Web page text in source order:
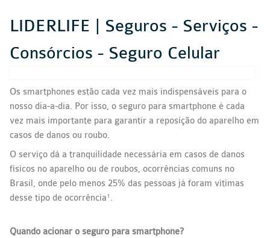
LIDERLIFE | Seguros - Serviços -
Consórcios - Seguro Celular
Os smartphones estão cada vez mais indispensáveis para o
nosso dia-a-dia. Por isso, oseguro para smartphone é cada
vez mais importante para garantir a reposição do aparelho em
casos de danos ou roubo.
O serviço dá a tranquilidade necessária em casos de danos
físicos no aparelho ou de roubos, ocorrências comuns no
Brasil, onde pelo menos 25% das pessoas já foram vítimas
desse tipo de ocorrência¹.
Quando acionar o seguro para smartphone?